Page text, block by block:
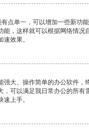
点单一，可以增加一些新功
能，这样就可以根据网络情况
效果。
强大、操作简单的办公软件，
，可以满足我日常办公的所有
上手。